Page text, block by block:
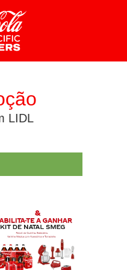
LIDL
REJEITAR TUDO
para que o website
o seu navegador de
lo quanto a estes cookies,
não irão funcionar.
nenhuma informação